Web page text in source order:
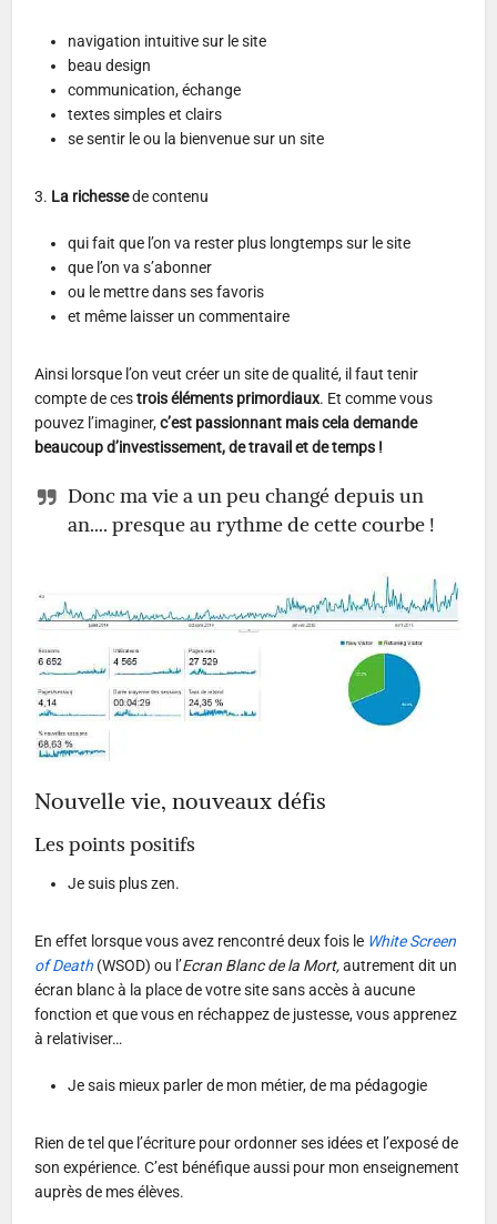
navigation intuitive sur le site
beau design
communication, échange
textes simples et clairs
se sentir le ou la bienvenue sur un site
3. La richessede contenu
qui fait que l’on va rester plus longtemps sur le site
que l’on va s’abonner
ou le mettre dans ses favoris
et même laisser un commentaire
Ainsi lorsque l’on veut créer un site de qualité, il faut tenir
compte de cestrois éléments primordiaux. Et comme vous
pouvez l’imaginer,c’est passionnant mais cela demande
beaucoup d’investissement, de travail et de temps !
Donc ma vie a un peu changé depuis un
an…. presque au rythme de cette courbe !
Nouvelle vie, nouveaux défis
Les points positifs
Je suis plus zen.
En effet lorsque vous avez rencontré deux fois le White Screen
of Death (WSOD) ou l’Ecran Blanc de la Mort,autrement dit un
écran blanc à la place de votre site sans accès à aucune
fonction et que vous en réchappez de justesse, vous apprenez
à relativiser…
Je sais mieux parler de mon métier, de ma pédagogie
Rien de tel que l’écriture pour ordonner ses idées et l’exposé de
son expérience. C’est bénéfique aussi pour mon enseignement
auprès de mes élèves.